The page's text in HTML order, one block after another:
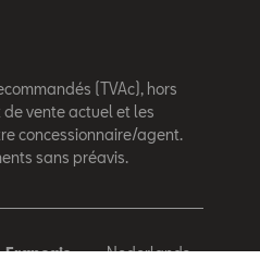
(TVAc), hors
vente actuel et les
concessionnaire/agent.
sans préavis.
Français Nederlands